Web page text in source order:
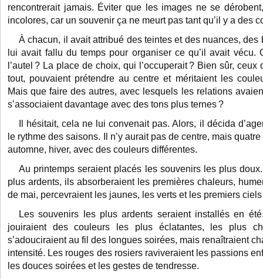
rencontrerait jamais. Éviter que les images ne se
incolores, car un souvenir ça ne meurt pas tant qu’il y a des
À chacun, il avait attribué des teintes et des nuances, des
lui avait fallu du temps pour organiser ce qu’il avait vécu.
l’autel ? La place de choix, qui l’occuperait ? Bien sûr,
tout, pouvaient prétendre au centre et méritaient les
Mais que faire des autres, avec lesquels les relations
s’associaient davantage avec des tons plus ternes ?
Il hésitait, cela ne lui convenait pas. Alors, il décida
le rythme des saisons. Il n’y aurait pas de centre, mais
automne, hiver, avec des couleurs différentes.
Au printemps seraient placés les souvenirs les plus
plus ardents, ils absorberaient les premières chaleurs,
de mai, percevraient les jaunes, les verts et les premiers
Les souvenirs les plus ardents seraient installés en
jouiraient des couleurs les plus éclatantes, les plus
s’adouciraient au fil des longues soirées, mais renaîtraient
intensité. Les rouges des rosiers raviveraient les passions
les douces soirées et les gestes de tendresse.